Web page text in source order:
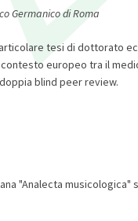
Germanico di Roma
tesi di dottorato
europeo tra il
blind peer review.
"Analecta musicologica"